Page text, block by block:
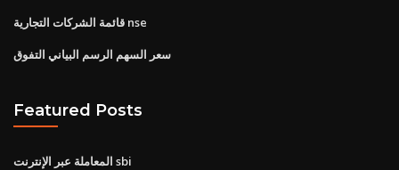
قائمة الشركات التجارية nse
سعر السهم الرسم البياني التفوق
Featured Posts
المعاملة عبر الإنترنت sbi